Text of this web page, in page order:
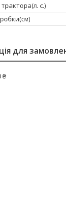
с.)
для
₴